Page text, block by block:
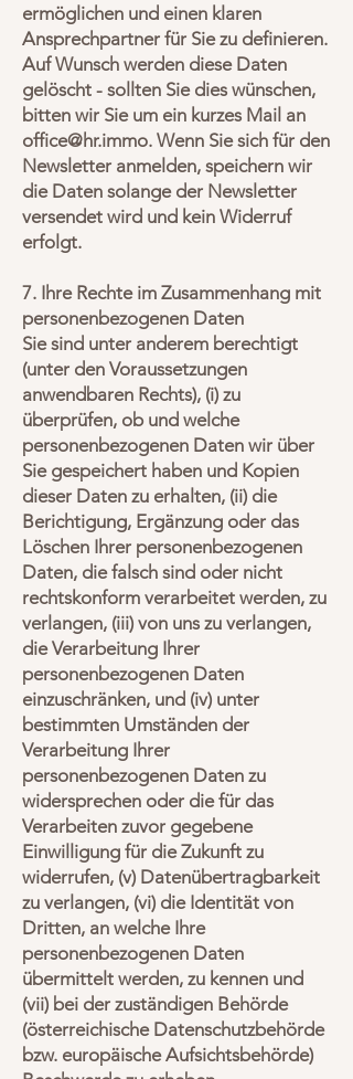
ermöglichen und einen klaren
Ansprechpartner für Sie zu definieren.
Auf Wunsch werden diese Daten
gelöscht - sollten Sie dies wünschen,
bitten wir Sie um ein kurzes Mail an
office@hr.immo. Wenn Sie sich für den
Newsletter anmelden, speichern wir
die Daten solange der Newsletter
versendet wird und kein Widerruf
erfolgt.
7. Ihre Rechte im Zusammenhang mit
personenbezogenen Daten
Sie sind unter anderem berechtigt
(unter den Voraussetzungen
anwendbaren Rechts), (i) zu
überprüfen, ob und welche
personenbezogenen Daten wir über
Sie gespeichert haben und Kopien
dieser Daten zu erhalten, (ii) die
Berichtigung, Ergänzung oder das
Löschen Ihrer personenbezogenen
Daten, die falsch sind oder nicht
rechtskonform verarbeitet werden, zu
verlangen, (iii) von uns zu verlangen,
die Verarbeitung Ihrer
personenbezogenen Daten
einzuschränken, und (iv) unter
bestimmten Umständen der
Verarbeitung Ihrer
personenbezogenen Daten zu
widersprechen oder die für das
Verarbeiten zuvor gegebene
Einwilligung für die Zukunft zu
widerrufen, (v) Datenübertragbarkeit
zu verlangen, (vi) die Identität von
Dritten, an welche Ihre
personenbezogenen Daten
übermittelt werden, zu kennen und
(vii) bei der zuständigen Behörde
(österreichische Datenschutzbehörde
bzw. europäische Aufsichtsbehörde)